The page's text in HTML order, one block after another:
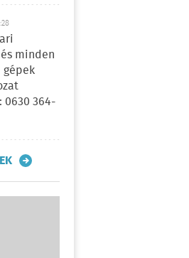
minden
364-